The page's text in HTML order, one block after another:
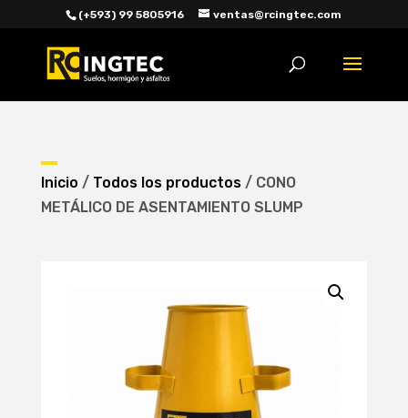
(+593) 99 5805916 ventas@rcingtec.com
Inicio / Todos los productos/ CONO
METÁLICO DE ASENTAMIENTO SLUMP